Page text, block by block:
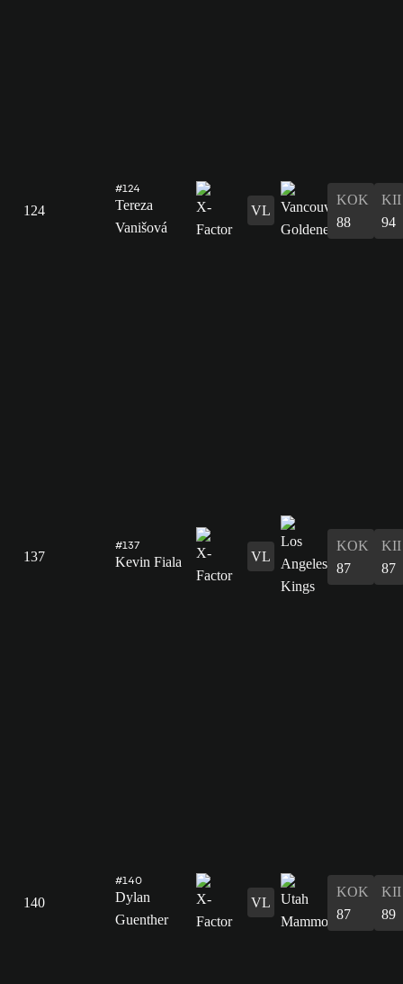
124
#124
Tereza
Vanišová
VL
KOK
88
KII
94
137
#137
Kevin Fiala VL
KOK
87
KII
87
140
#140
Dylan
Guenther
VL
KOK
87
KII
89